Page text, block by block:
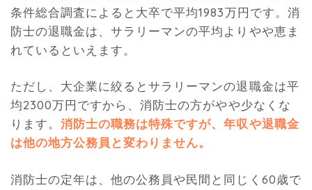
条件総合調査によると大卒で平均1983万円です。消
防士の退職金は、サラリーマンの平均よりやや恵ま
れているといえます。
ただし、大企業に絞るとサラリーマンの退職金は平
均2300万円ですから、消防士の方がやや少なくな
ります。消防士の職務は特殊ですが、年収や退職金
は他の地方公務員と変わりません。
消防士の定年は、他の公務員や民間と同じく60歳で